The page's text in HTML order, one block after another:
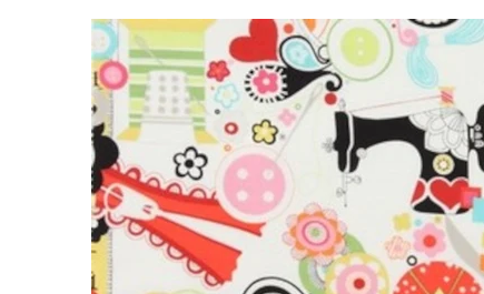
Passa al contenuto principale